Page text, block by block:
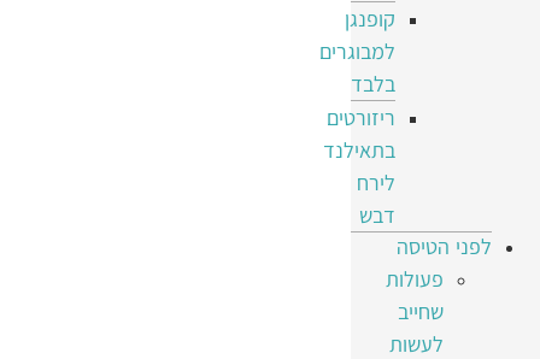
קופנגן
למבוגרים
בלבד
ריזורטים
בתאילנד
לירח
דבש
לפני הטיסה
פעולות
שחייב
לעשות